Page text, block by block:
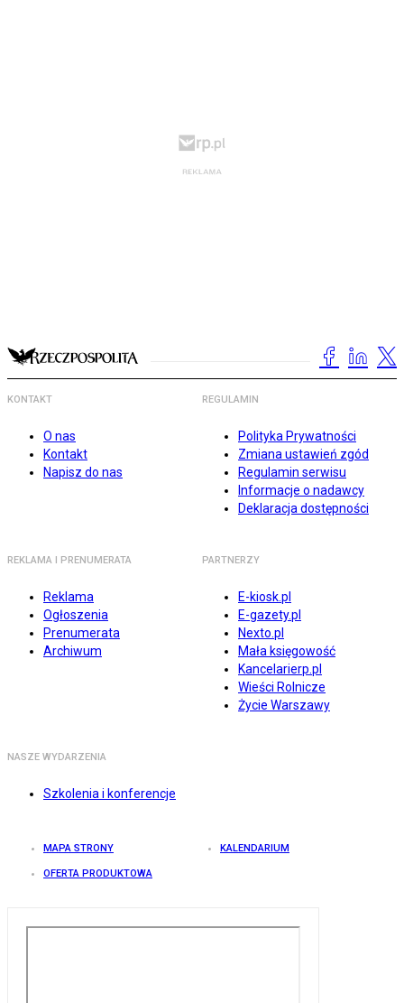
KONTAKT
O nas
Kontakt
Napisz do nas
REGULAMIN
Polityka Prywatności
Zmiana ustawień zgód
Regulamin serwisu
Informacje o nadawcy
Deklaracja dostępności
REKLAMA I PRENUMERATA
Reklama
Ogłoszenia
Prenumerata
Archiwum
PARTNERZY
E-kiosk.pl
E-gazety.pl
Nexto.pl
Mała księgowość
Kancelarierp.pl
Wieści Rolnicze
Życie Warszawy
NASZE WYDARZENIA
Szkolenia i konferencje
MAPA STRONY KALENDARIUM
OFERTA PRODUKTOWA